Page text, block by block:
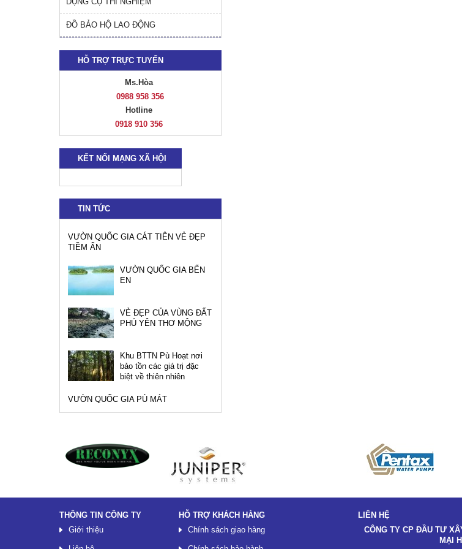
ĐỒ BẢO HỘ LAO ĐỘNG
HỖ TRỢ TRỰC TUYẾN
Ms.Hòa
0988 958 356
Hotline
0918 910 356
KẾT NỐI MẠNG XÃ HỘI
TIN TỨC
VƯỜN QUỐC GIA CÁT TIÊN VẺ ĐẸP
TIỀM ẨN
VƯỜN QUỐC GIA BẾN
EN
VẺ ĐẸP CỦA VÙNG ĐẤT
PHÚ YÊN THƠ MỘNG
Khu BTTN Pù Hoạt nơi
bảo tồn các giá trị đặc
biệt về thiên nhiên
VƯỜN QUỐC GIA PÙ MÁT
THÔNG TIN CÔNG TY
Giới thiệu
HỖ TRỢ KHÁCH HÀNG
Chính sách giao hàng
LIÊN HỆ
CÔNG TY CP ĐẦU TƯ
MẠI